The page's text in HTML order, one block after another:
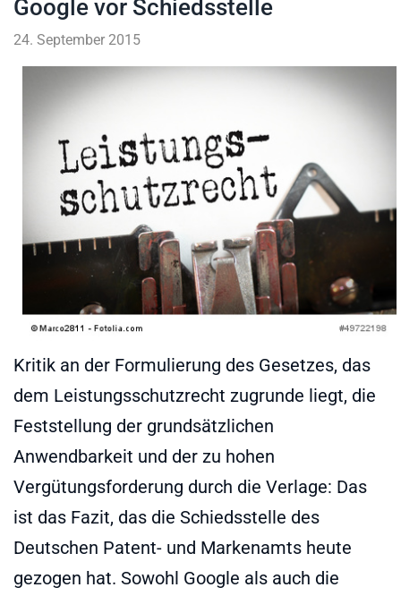
Google vor Schiedsstelle
24. September 2015
Kritik an der Formulierung des Gesetzes, das
dem Leistungsschutzrecht zugrunde liegt, die
Feststellung der grundsätzlichen
Anwendbarkeit und der zu hohen
Vergütungsforderung durch die Verlage: Das
ist das Fazit, das die Schiedsstelle des
Deutschen Patent- und Markenamts heute
gezogen hat. Sowohl Google als auch die